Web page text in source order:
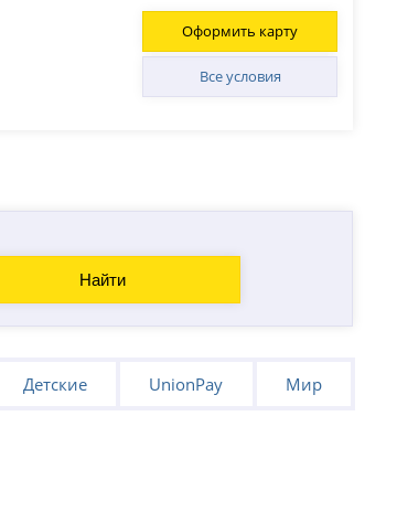
Все условия
Оформить карту
Найти
Детские UnionPay Мир